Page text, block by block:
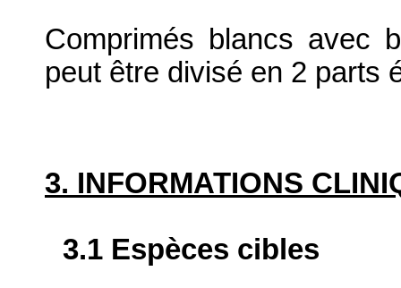
Comprimés blancs avec
peut être divisé en 2 parts
3. INFORMATIONS
3.1 Espèces cibles